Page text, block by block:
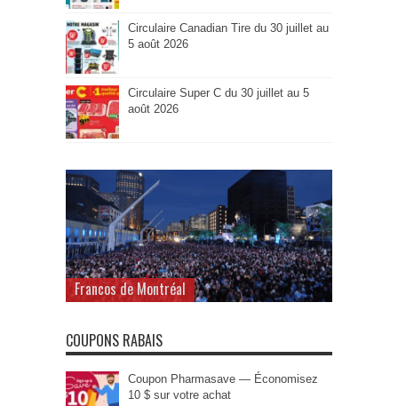
Circulaire Canadian Tire du 30 juillet au
5 août 2026
Circulaire Super C du 30 juillet au 5
août 2026
Francos de Montréal
COUPONS RABAIS
Coupon Pharmasave — Économisez
10 $ sur votre achat